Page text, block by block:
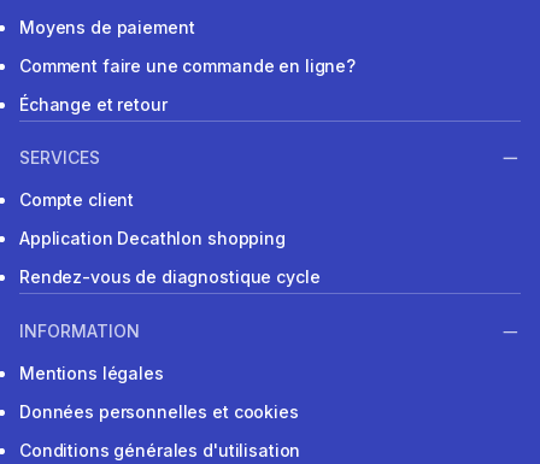
Moyens de paiement
Comment faire une commande en ligne?
Échange et retour
SERVICES
Compte client
Application Decathlon shopping
Rendez-vous de diagnostique cycle
INFORMATION
Mentions légales
Données personnelles et cookies
Conditions générales d'utilisation